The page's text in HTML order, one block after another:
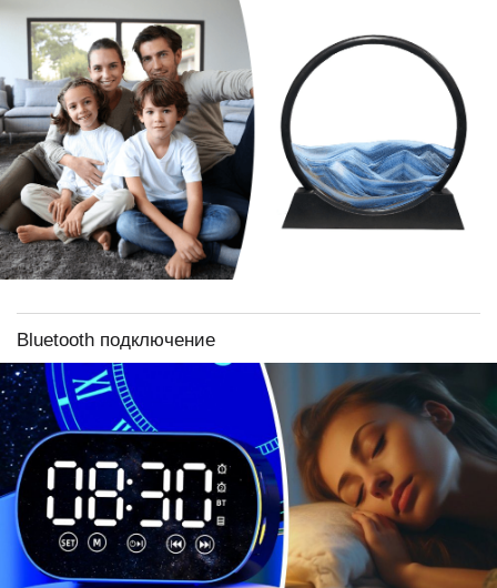
Bluetooth подключение